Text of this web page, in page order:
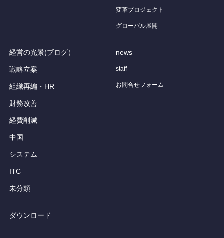
変革プロジェクト
グローバル展開
経営の光景(ブログ）
戦略立案
組織再編・HR
財務改善
経費削減
中国
システム
ITC
未分類
news
staff
お問合せフォーム
ダウンロード